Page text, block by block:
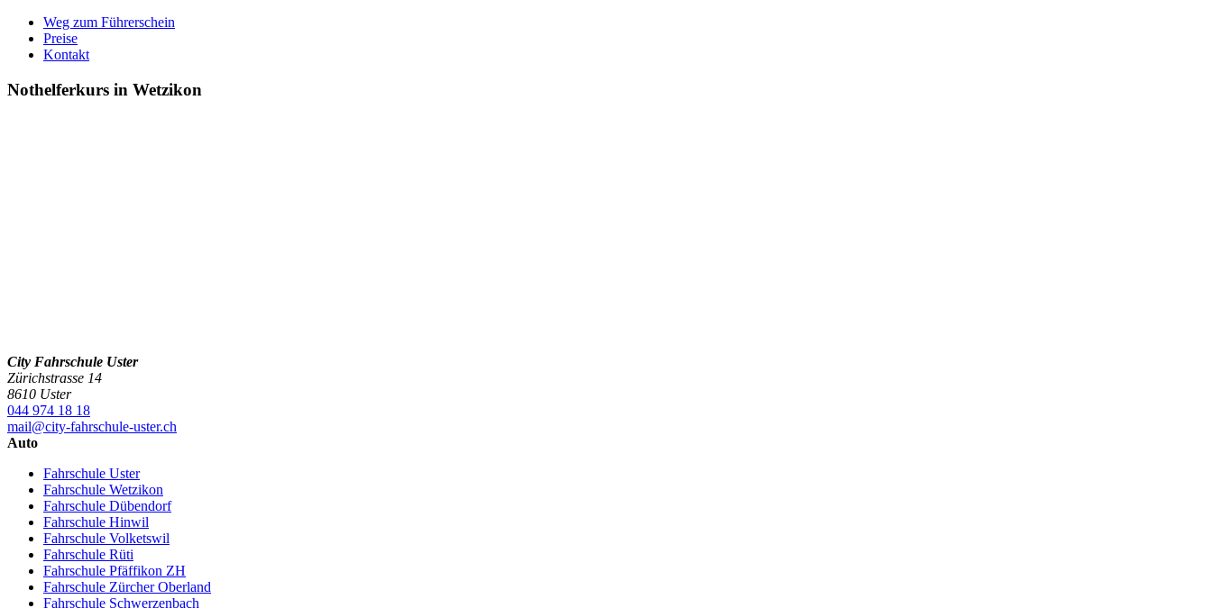
Weg zum Führerschein
Preise
Kontakt
Nothelferkurs in Wetzikon
City Fahrschule Uster
Zürichstrasse 14
8610 Uster
044 974 18 18
mail@city-fahrschule-uster.ch
Auto
Fahrschule Uster
Fahrschule Wetzikon
Fahrschule Dübendorf
Fahrschule Hinwil
Fahrschule Volketswil
Fahrschule Rüti
Fahrschule Pfäffikon ZH
Fahrschule Zürcher Oberland
Fahrschule Schwerzenbach